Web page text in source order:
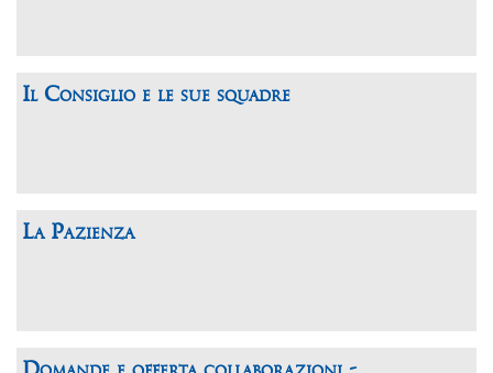
Il Consiglio e le sue squadre
La Pazienza